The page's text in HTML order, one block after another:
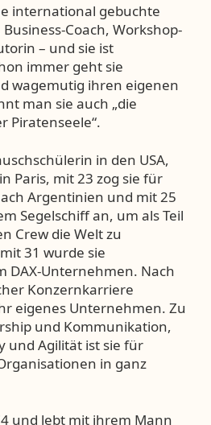
international gebuchte
Coach, Workshop-
– und sie ist
immer geht sie
wagemutig ihren eigenen
man sie auch „die
Piratenseele“.
in den USA,
Paris, mit 23 zog sie für
Argentinien und mit 25
Segelschiff an, um als Teil
Crew die Welt zu
31 wurde sie
DAX-Unternehmen. Nach
Konzernkarriere
eigenes Unternehmen. Zu
und Kommunikation,
und Agilität ist sie für
in ganz
und lebt mit ihrem Mann